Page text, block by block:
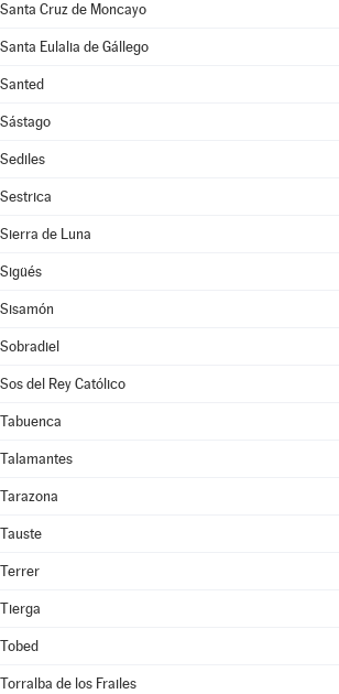
Santa Cruz de Moncayo
Santa Eulalia de Gállego
Santed
Sástago
Sediles
Sestrica
Sierra de Luna
Sigüés
Sisamón
Sobradiel
Sos del Rey Católico
Tabuenca
Talamantes
Tarazona
Tauste
Terrer
Tierga
Tobed
Torralba de los Frailes